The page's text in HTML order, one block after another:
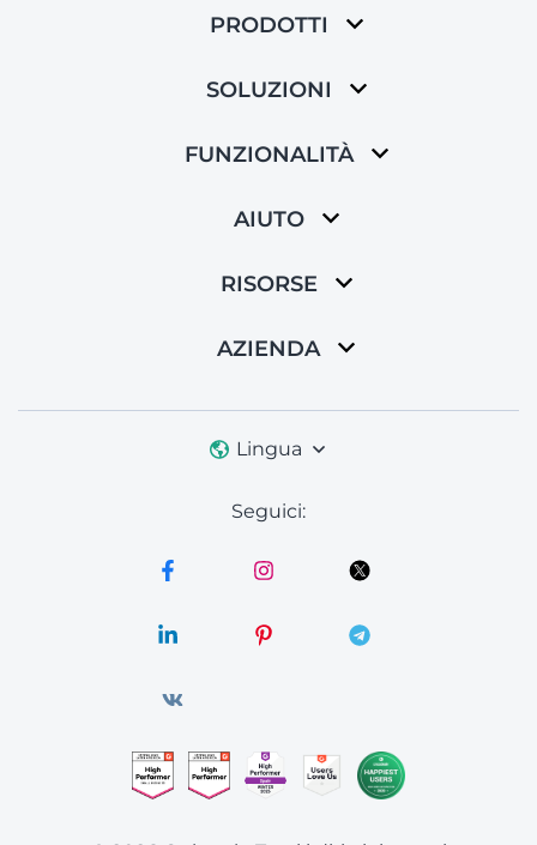
PRODOTTI
SOLUZIONI
FUNZIONALITÀ
AIUTO
RISORSE
AZIENDA
Lingua
Seguici: